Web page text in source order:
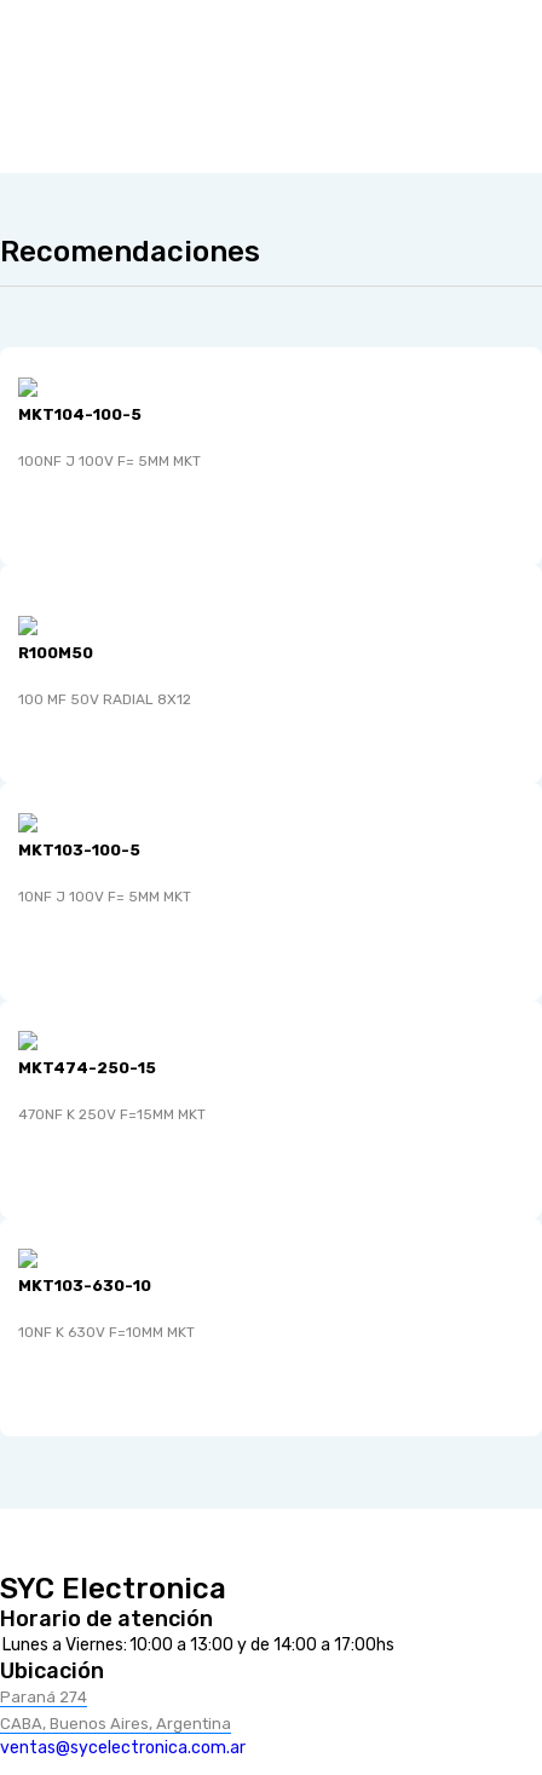
Recomendaciones
MKT104-100-5
100NF J 100V F= 5MM MKT
R100M50
100 MF 50V RADIAL 8X12
MKT103-100-5
10NF J 100V F= 5MM MKT
MKT474-250-15
470NF K 250V F=15MM MKT
MKT103-630-10
10NF K 630V F=10MM MKT
SYC Electronica
Horario de atención
Lunes a Viernes:10:00 a 13:00 y de 14:00 a 17:00hs
Ubicación
Paraná 274
CABA, Buenos Aires, Argentina
ventas@sycelectronica.com.ar